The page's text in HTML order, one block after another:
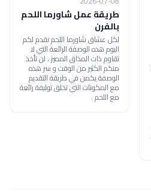
طريقة عمل شاورما اللحم
بالفرن
لكل عشاق شاورما اللحم نقدم لكم
اليوم هذه الوصفة الرائعة التي لا
تقاوم ذات المذاق المميز ، لن تأخذ
منكم الكثير من الوقت و سر هذه
الوصفة يكمن في طريقة التقديم
مع المكونات التي تخلق توليفة رائعة
مع اللحم .